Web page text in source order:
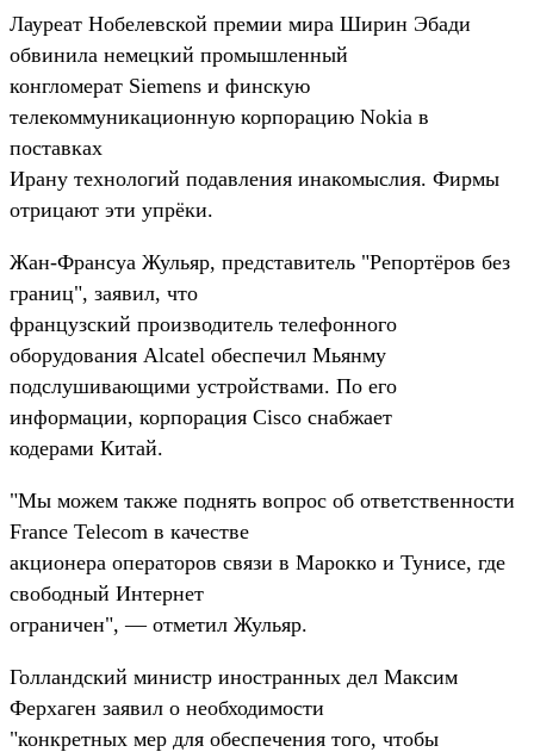
Лауреат Нобелевской премии мира Ширин Эбади
обвинила немецкий промышленный
конгломерат Siemens и финскую
телекоммуникационную корпорацию Nokia в
поставках
Ирану технологий подавления инакомыслия. Фирмы
отрицают эти упрёки.
Жан-Франсуа Жульяр, представитель "Репортёров без
границ", заявил, что
французский производитель телефонного
оборудования Alcatel обеспечил Мьянму
подслушивающими устройствами. По его
информации, корпорация Cisco снабжает
кодерами Китай.
"Мы можем также поднять вопрос об ответственности
France Telecom в качестве
акционера операторов связи в Марокко и Тунисе, где
свободный Интернет
ограничен", — отметил Жульяр.
Голландский министр иностранных дел Максим
Ферхаген заявил о необходимости
"конкретных мер для обеспечения того, чтобы